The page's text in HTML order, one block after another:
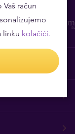
račun
linku kolačići.